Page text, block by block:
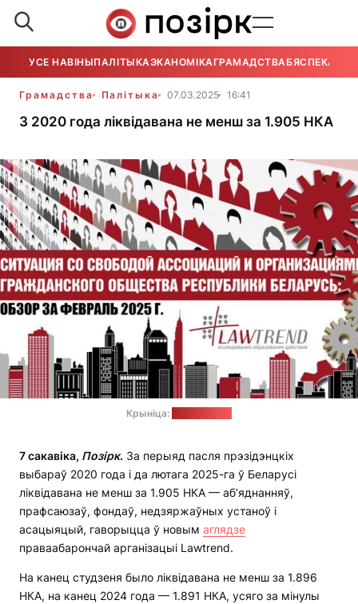
УСЕ НАВІНЫПАЛІТЫКАЭКАНОМІКАГРАМАДСТВАБЯСПЕКА
Грамадства Палітыка 07.03.2025 16:41
З 2020 года ліквідавана не менш за 1.905 НКА
Крыніца:
7 сакавіка, Позірк. За перыяд пасля прэзідэнцкіх
выбараў 2020 года і да лютага 2025-га ў Беларусі
ліквідавана не менш за 1.905 НКА — аб’яднанняў,
прафсаюзаў, фондаў, недзяржаўных устаноў і
асацыяцый, гаворыцца ў новым аглядзе
праваабарончай арганізацыі Lawtrend.
На канец студзеня было ліквідавана не менш за 1.896
НКА, на канец 2024 года — 1.891 НКА, усяго за мінулы